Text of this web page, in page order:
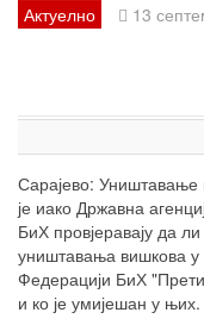
Актуелно 13
Сарајево:
је иако Државна
БиХ провјеравају да
уништавања вишкова
Федерацији БиХ
и ко је умијешан у њих.